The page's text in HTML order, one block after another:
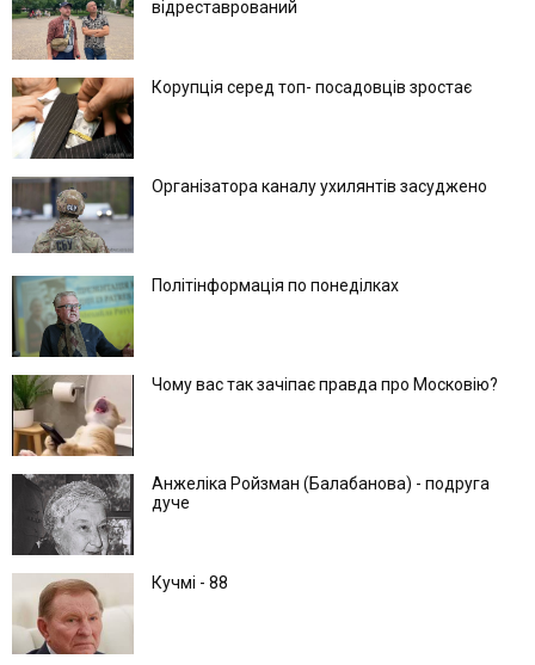
відреставрований
Корупція серед топ- посадовців зростає
Організатора каналу ухилянтів засуджено
Політінформація по понеділках
Чому вас так зачіпає правда про Московію?
Анжеліка Ройзман (Балабанова) - подруга
дуче
Кучмі - 88